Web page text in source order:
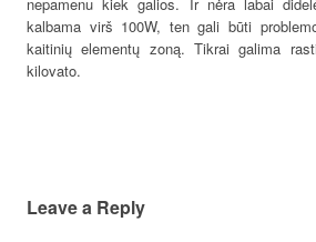
kalbama virš 100W, ten gali būti
kaitinių elementų zoną. Tikrai galima
kilovato.
Leave a Reply